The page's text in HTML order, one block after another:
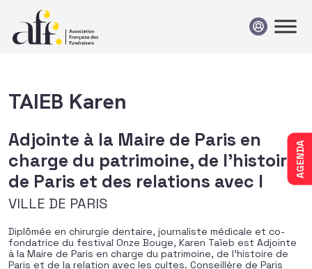
AGENDA
TAIEB Karen
Adjointe à la Maire de Paris en
charge du patrimoine, de l’histoire
de Paris et des relations avec l
VILLE DE PARIS
Diplômée en chirurgie dentaire, journaliste médicale et co-
fondatrice du festival Onze Bouge, Karen Taïeb est Adjointe
à la Maire de Paris en charge du patrimoine, de l’histoire de
Paris et de la relation avec les cultes. Conseillère de Paris